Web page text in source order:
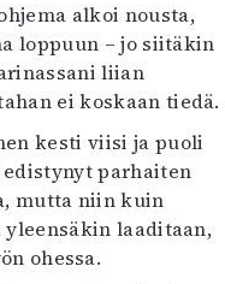
alkoi nousta,
loppuun – jo siitäkin
liian
ei koskaan tiedä.
kesti viisi ja puoli
parhaiten
mutta niin kuin
laaditaan,
ohessa.